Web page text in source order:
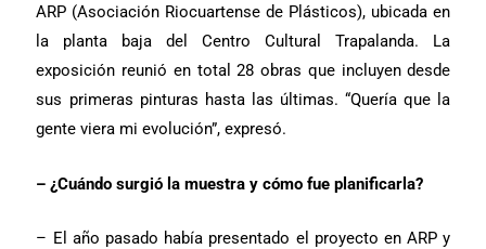
ARP (Asociación Riocuartense de Plásticos), ubicada en
la planta baja del Centro Cultural Trapalanda. La
exposición reunió en total 28 obras que incluyen desde
sus primeras pinturas hasta las últimas. “Quería que la
gente viera mi evolución”, expresó.
– ¿Cuándo surgió la muestra y cómo fue planificarla?
– El año pasado había presentado el proyecto en ARP y